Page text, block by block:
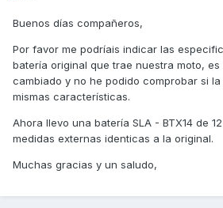
Buenos días compañeros,
Por favor me podríais indicar las
batería original que trae nuestra moto,
cambiado y no he podido comprobar si
mismas características.
Ahora llevo una batería SLA - BTX14 de
medidas externas identicas a la original.
Muchas gracias y un saludo,